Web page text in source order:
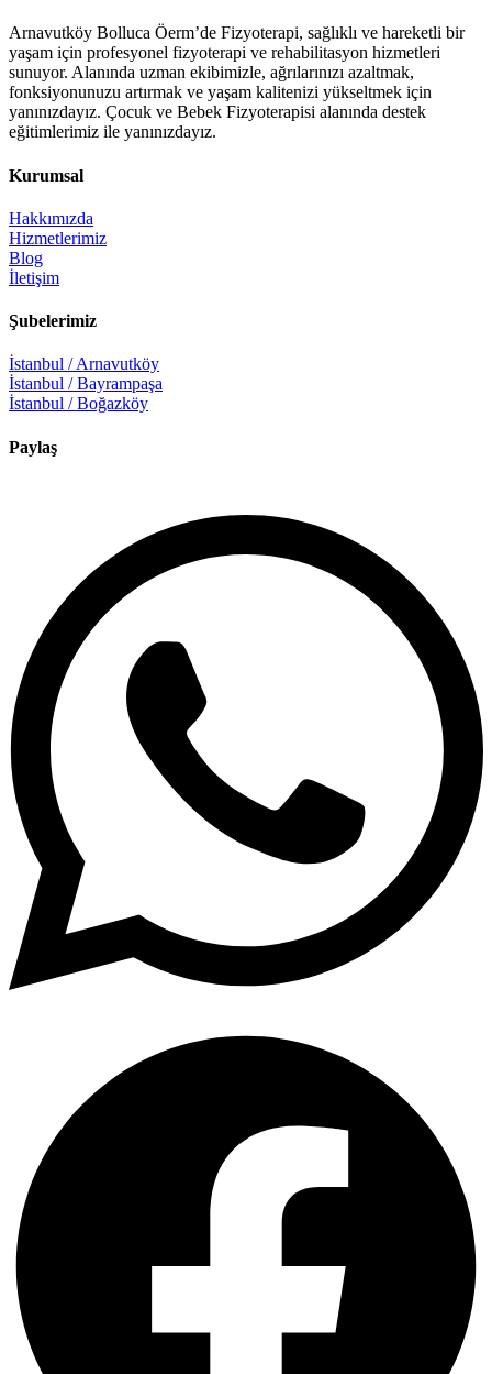
Arnavutköy Bolluca Öerm’de Fizyoterapi, sağlıklı ve hareketli bir
yaşam için profesyonel fizyoterapi ve rehabilitasyon hizmetleri
sunuyor. Alanında uzman ekibimizle, ağrılarınızı azaltmak,
fonksiyonunuzu artırmak ve yaşam kalitenizi yükseltmek için
yanınızdayız. Çocuk ve Bebek Fizyoterapisi alanında destek
eğitimlerimiz ile yanınızdayız.
Kurumsal
Hakkımızda
Hizmetlerimiz
Blog
İletişim
Şubelerimiz
İstanbul / Arnavutköy
İstanbul / Bayrampaşa
İstanbul / Boğazköy
Paylaş